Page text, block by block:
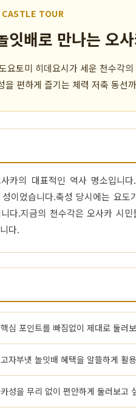
TOUR
잇배로 만나는 오
요토미 히데요시가 세운 천수각
편하게 즐기는 체력 저축 동선
카의 대표적인 역사 명소입니
이었습니다.축성 당시에는 요
다.지금의 천수각은 오사카 시
다.
심 포인트를 빠짐없이 제대로 둘러
자부넷 놀잇배 혜택을 알뜰하게 활
성을 무리 없이 편안하게 둘러보고